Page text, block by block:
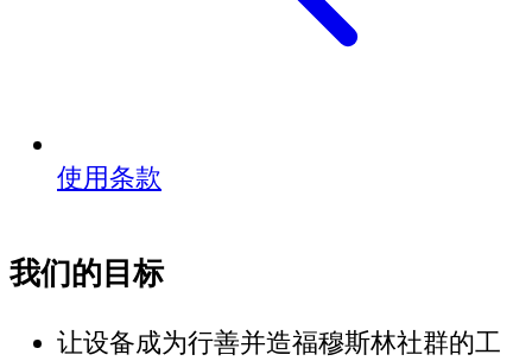
使用条款
我们的目标
让设备成为行善并造福穆斯林社群的工